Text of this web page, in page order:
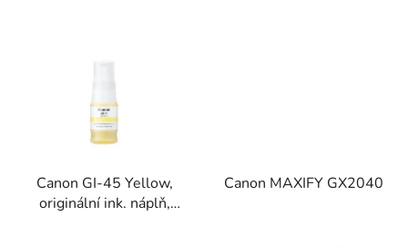
Canon GI-45 Yellow,
originální ink. náplň,
Canon MAXIFY GX2040